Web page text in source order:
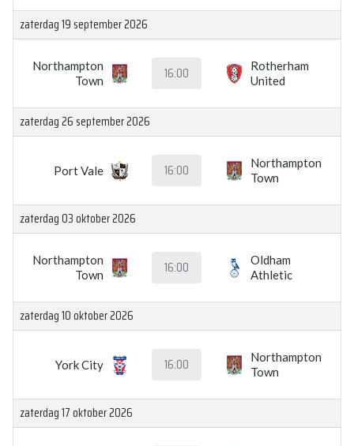
zaterdag 19 september 2026
Northampton
Town
16:00
Rotherham
United
zaterdag 26 september 2026
Port Vale 16:00
Northampton
Town
zaterdag 03 oktober 2026
Northampton
Town
16:00
Oldham
Athletic
zaterdag 10 oktober 2026
York City 16:00
Northampton
Town
zaterdag 17 oktober 2026